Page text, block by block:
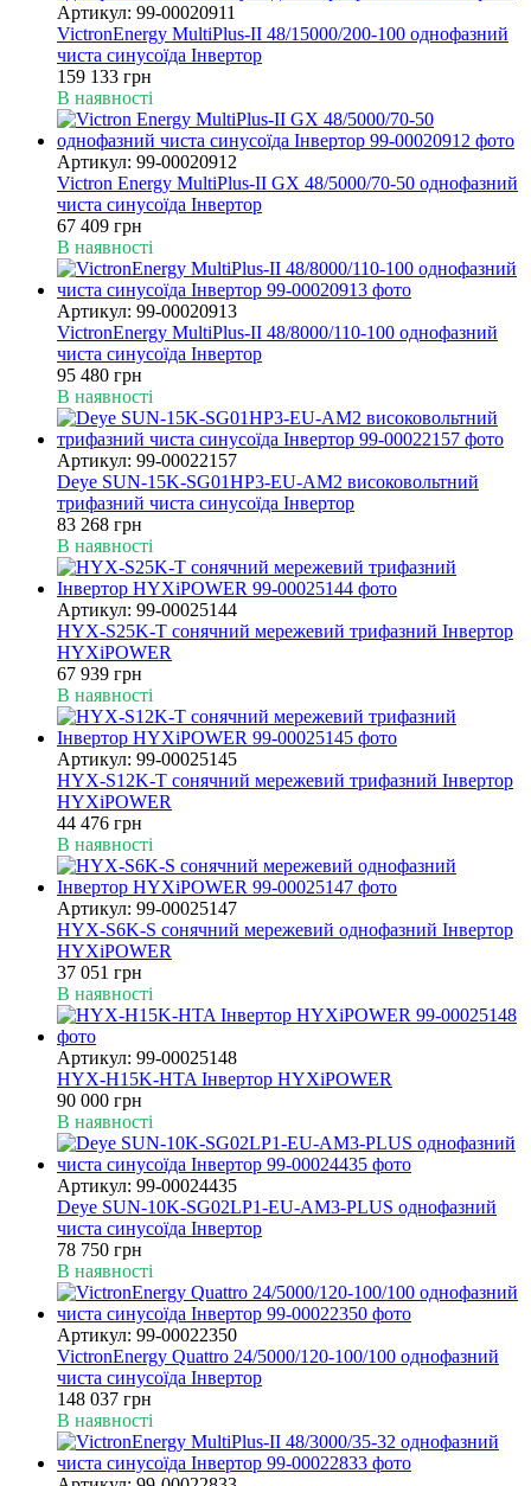
Артикул: 99-00020911
VictronEnergy MultiPlus-II 48/15000/200-100 однофазний
чиста синусоїда Інвертор
159 133 грн
В наявності
Артикул: 99-00020912
Victron Energy MultiPlus-II GX 48/5000/70-50 однофазний
чиста синусоїда Інвертор
67 409 грн
В наявності
Артикул: 99-00020913
VictronEnergy MultiPlus-II 48/8000/110-100 однофазний
чиста синусоїда Інвертор
95 480 грн
В наявності
Артикул: 99-00022157
Deye SUN-15K-SG01HP3-EU-AM2 високовольтний
трифазний чиста синусоїда Інвертор
83 268 грн
В наявності
Артикул: 99-00025144
HYX-S25K-T сонячний мережевий трифазний Інвертор
HYXiPOWER
67 939 грн
В наявності
Артикул: 99-00025145
HYX-S12K-T сонячний мережевий трифазний Інвертор
HYXiPOWER
44 476 грн
В наявності
Артикул: 99-00025147
HYX-S6K-S сонячний мережевий однофазний Інвертор
HYXiPOWER
37 051 грн
В наявності
Артикул: 99-00025148
HYX-H15K-HTA Інвертор HYXiPOWER
90 000 грн
В наявності
Артикул: 99-00024435
Deye SUN-10K-SG02LP1-EU-AM3-PLUS однофазний
чиста синусоїда Інвертор
78 750 грн
В наявності
Артикул: 99-00022350
VictronEnergy Quattro 24/5000/120-100/100 однофазний
чиста синусоїда Інвертор
148 037 грн
В наявності